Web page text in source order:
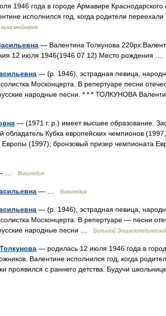
1946 года в городе Армавире Краснодарского
исполнился год, когда родители
— Валентина Толкунова 220px
12 июля 1946(1946 07 12) Место рождения …
— (р. 1946), эстрадная певица,
Москонцерта. В репертуаре песни
народные песни. * * * ТОЛКУНОВА
— (1971 г. р.) имеет высшее образование.
обладатель Кубка европейских чемпионов
Европы (1997); бронзовый призер чемпионата
… Википедия
— … Википедия
— (р. 1946), эстрадная певица,
Москонцерта. В репертуаре — песни
народные песни …
Большой
— родилась 12 июля 1946 года в
Валентине исполнился год, когда
проявился с раннего детства. Будучи